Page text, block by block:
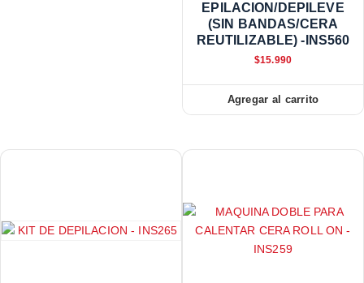
EPILACION/DEPILEVE
(SIN BANDAS/CERA
REUTILIZABLE) -INS560
$15.990
Agregar al carrito